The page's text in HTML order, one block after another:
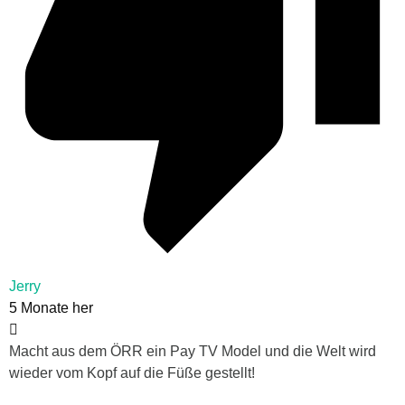
Jerry
5 Monate her
Macht aus dem ÖRR ein Pay TV Model und die Welt wird
wieder vom Kopf auf die Füße gestellt!